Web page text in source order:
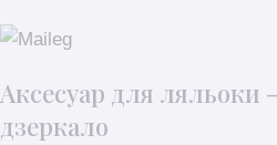
Аксесуар для ляльоки
дзеркало